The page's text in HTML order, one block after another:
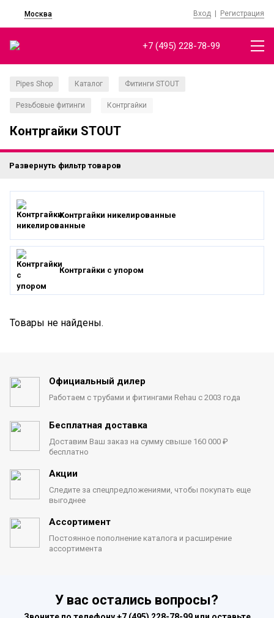
Москва Вход | Регистрация
+7 (495) 228-78-99
Pipes Shop Каталог Фитинги STOUT
Резьбовые фитинги Контргайки
Контргайки STOUT
Развернуть фильтр товаров
Контргайки никелированные
Контргайки с упором
Товары не найдены.
Официальный дилер
Работаем с трубами и фитингами Rehau с 2003 года
Бесплатная доставка
Доставим Ваш заказ на сумму свыше 160 000 ₽
бесплатно
Акции
Следите за спецпредложениями, чтобы покупать еще
выгоднее
Ассортимент
Постоянное пополнение каталога и расширение
ассортимента
У вас остались вопросы?